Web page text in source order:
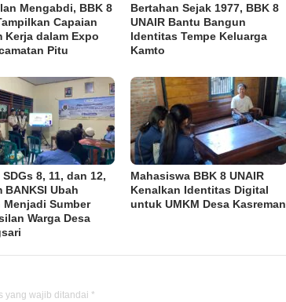
Mengabdi, BBK 8
Capaian
Kerja dalam Expo
Pitu
Bertahan Sejak 1977, BBK 8
UNAIR Bantu Bangun
Identitas Tempe Keluarga
Kamto
8, 11, dan 12,
BANKSI Ubah
Menjadi Sumber
Warga Desa
Mahasiswa BBK 8 UNAIR
Kenalkan Identitas Digital
untuk UMKM Desa Kasreman
yang wajib ditandai *